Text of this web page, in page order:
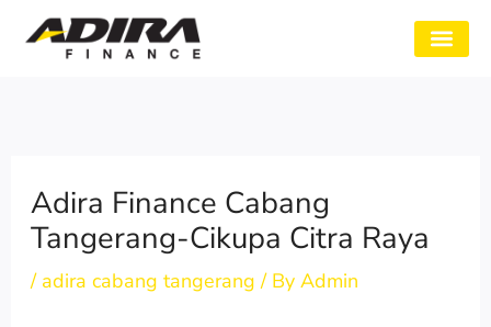
Adira Finance Cabang
Tangerang-Cikupa Citra Raya
/ adira cabang tangerang / By Admin